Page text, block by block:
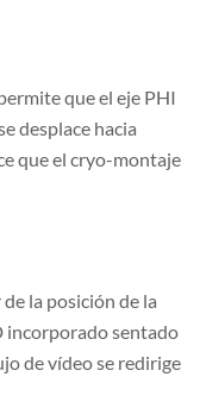
que el eje PHI
desplace hacia
que el cryo-montaje
la posición de la
incorporado sentado
de vídeo se redirige